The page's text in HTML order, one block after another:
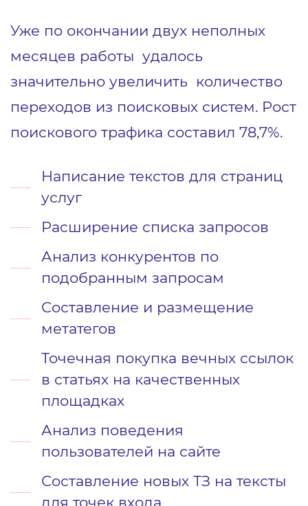
Уже по окончании двух неполных
месяцев работы удалось
значительно увеличить количество
переходов из поисковых систем. Рост
поискового трафика составил 78,7%.
Написание текстов для страниц
услуг
Расширение списка запросов
Анализ конкурентов по
подобранным запросам
Составление и размещение
метатегов
Точечная покупка вечных ссылок
в статьях на качественных
площадках
Анализ поведения
пользователей на сайте
Составление новых ТЗ на тексты
для точек входа